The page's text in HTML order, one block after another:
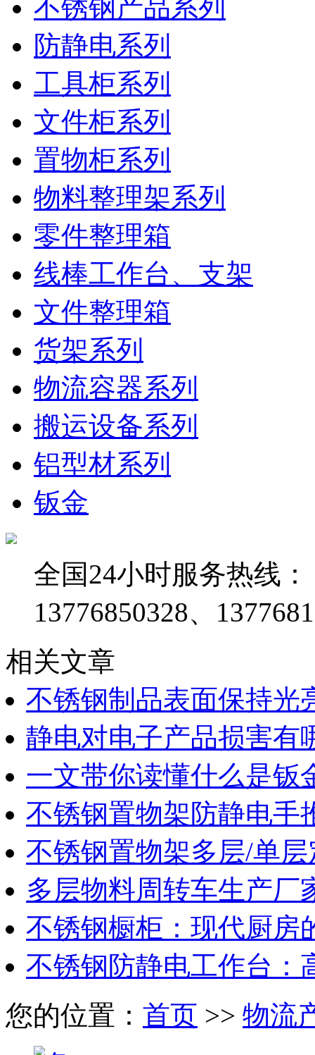
不锈钢产品系列
防静电系列
工具柜系列
文件柜系列
置物柜系列
物料整理架系列
零件整理箱
线棒工作台、支架
文件整理箱
货架系列
物流容器系列
搬运设备系列
铝型材系列
钣金
全国24小时服务热线：
13776850328、
相关文章
不锈钢制品表面保持光
静电对电子产品损害有
一文带你读懂什么是钣
不锈钢置物架防静电手
不锈钢置物架多层/单
多层物料周转车生产厂
不锈钢橱柜：现代厨房
不锈钢防静电工作台：
您的位置： 首页 >> 物流